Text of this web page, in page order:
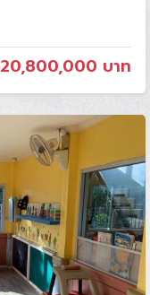
20,800,000 บาท